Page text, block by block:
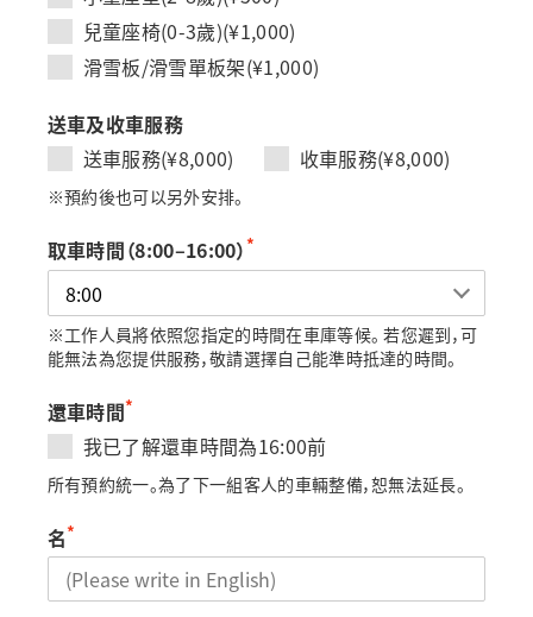
兒童座椅(0-3歲)(¥1,000)
滑雪板/滑雪單板架(¥1,000)
送車及收車服務
送車服務(¥8,000)
收車服務(¥8,000)
※預約後也可以另外安排。
取車時間（8:00–16:00）*
※工作人員將依照您指定的時間在車庫等候。 若您遲到，可
能無法為您提供服務，敬請選擇自己能準時抵達的時間。
還車時間*
我已了解還車時間為16:00前
所有預約統一。為了下一組客人的車輛整備，恕無法延長。
名*